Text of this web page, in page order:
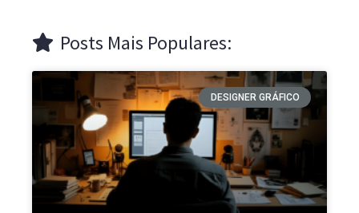
Posts Mais Populares:
DESIGNER GRÁFICO